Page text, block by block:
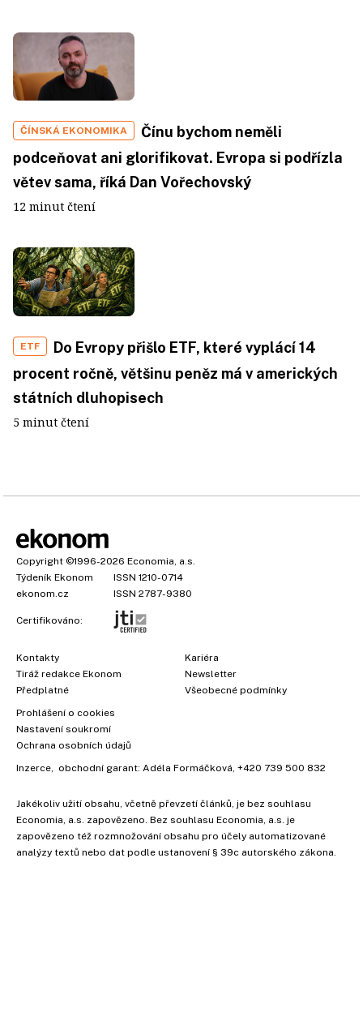
ČÍNSKÁ EKONOMIKA
Čínu bychom neměli
podceňovat ani glorifikovat. Evropa si podřízla
větev sama, říká Dan Vořechovský
12 minut čtení
ETF
Do Evropy přišlo ETF, které vyplácí 14
procent ročně, většinu peněz má v amerických
státních dluhopisech
5 minut čtení
Copyright ©1996-2026 Economia, a.s.
Týdeník Ekonom
ISSN 1210-0714
ekonom.cz
ISSN 2787-9380
Certifikováno:
Kontakty
Tiráž redakce Ekonom
Předplatné
Kariéra
Newsletter
Všeobecné podmínky
Prohlášení o cookies
Nastavení soukromí
Ochrana osobních údajů
Inzerce, obchodní garant: Adéla Formáčková, +420 739 500 832
Jakékoliv užití obsahu, včetně převzetí článků, je bez souhlasu
Economia, a.s. zapovězeno. Bez souhlasu Economia, a.s. je
zapovězeno též rozmnožování obsahu pro účely automatizované
analýzy textů nebo dat podle ustanovení § 39c autorského zákona.